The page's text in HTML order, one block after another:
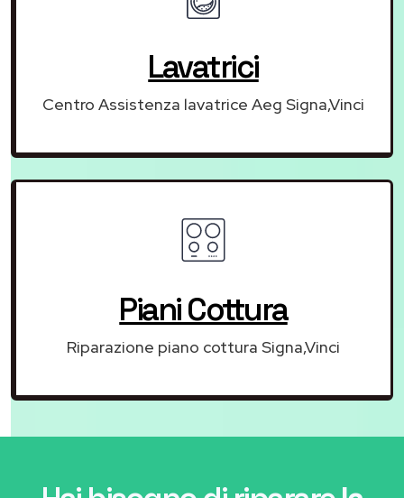
Lavatrici
Centro Assistenza lavatrice Aeg Signa,Vinci
Piani Cottura
Riparazione piano cottura Signa,Vinci